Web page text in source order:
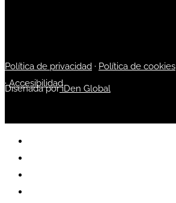
Política de privacidad · Política de cookies
·Accesibilidad
Diseñada poriDen Global